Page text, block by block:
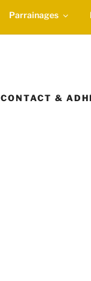
Parrainages
CONTACT &